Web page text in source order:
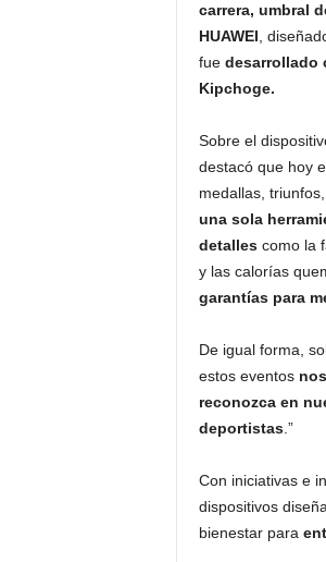
carrera, umbral
HUAWEI ,
fue desarrollado
Kipchoge.
Sobre el
destacó que hoy
medallas,
una sola
detallescomo la
y las calorías
garantías para
De igual forma,
estos eventos
reconozca en
deportistas.”
Con iniciativas e
dispositivos
bienestar para